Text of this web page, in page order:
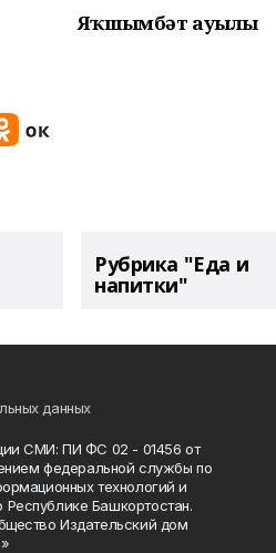
Яҡшымбәт ауылы
Рубрика "Еда и
напитки"
данных
СМИ: ПИ ФС 02 - 01456 от
федеральной службы по
технологий и
Башкортостан.
Издательский дом